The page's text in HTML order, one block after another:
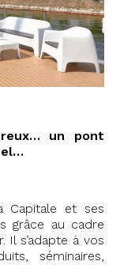
un pont
Capitale et ses
grâce au cadre
Il s’adapte à vos
séminaires,